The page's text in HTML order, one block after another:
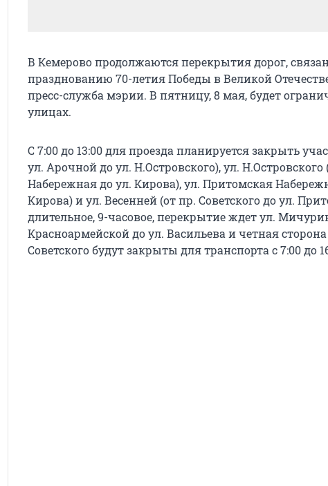
В Кемерово продолжаются перекрытия дорог,
празднованию 70-летия Победы в Великой
пресс-служба мэрии. В пятницу, 8 мая, будет
улицах.
С 7:00 до 13:00 для проезда планируется закрыть
ул. Арочной до ул. Н.Островского), ул.
Набережная до ул. Кирова), ул. Притомская
Кирова) и ул. Весенней (от пр. Советского до ул.
длительное, 9-часовое, перекрытие ждет ул.
Красноармейской до ул. Васильева и четная
Советского будут закрыты для транспорта с 7:00 до